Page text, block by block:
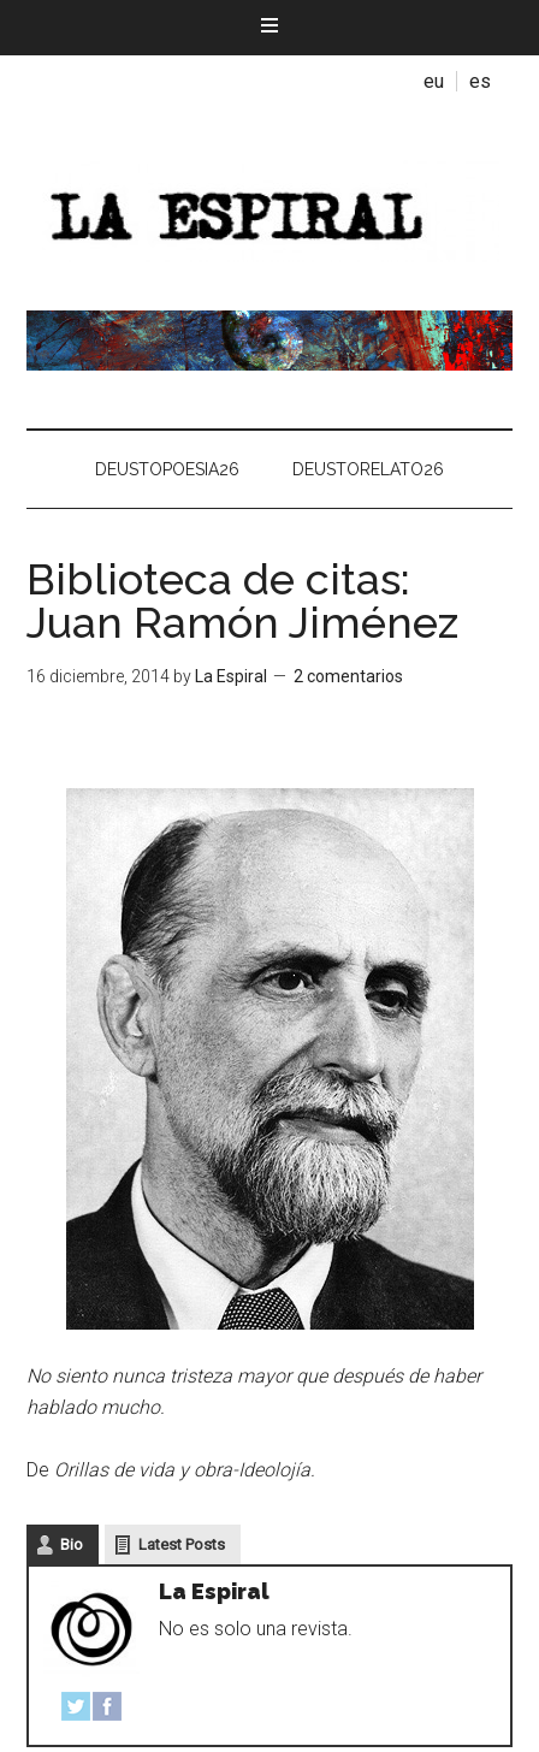
eu es
DEUSTOPOESIA26 DEUSTORELATO26
Biblioteca de citas:
Juan Ramón Jiménez
16 diciembre, 2014 by La Espiral 2 comentarios
No siento nunca tristeza mayor que después de haber
hablado mucho.
De Orillas de vida y obra-Ideolojía.
Bio Latest Posts
La Espiral
No es solo una revista.